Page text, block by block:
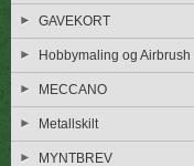
GAVEKORT
Hobbymaling og Airbrush
MECCANO
Metallskilt
MYNTBREV